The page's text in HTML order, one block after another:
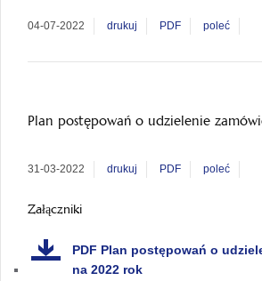
04-07-2022 drukuj PDF poleć
Plan postępowań o udzielenie
31-03-2022 drukuj PDF poleć
Załączniki
PDF Plan postępowań o
na 2022 rok